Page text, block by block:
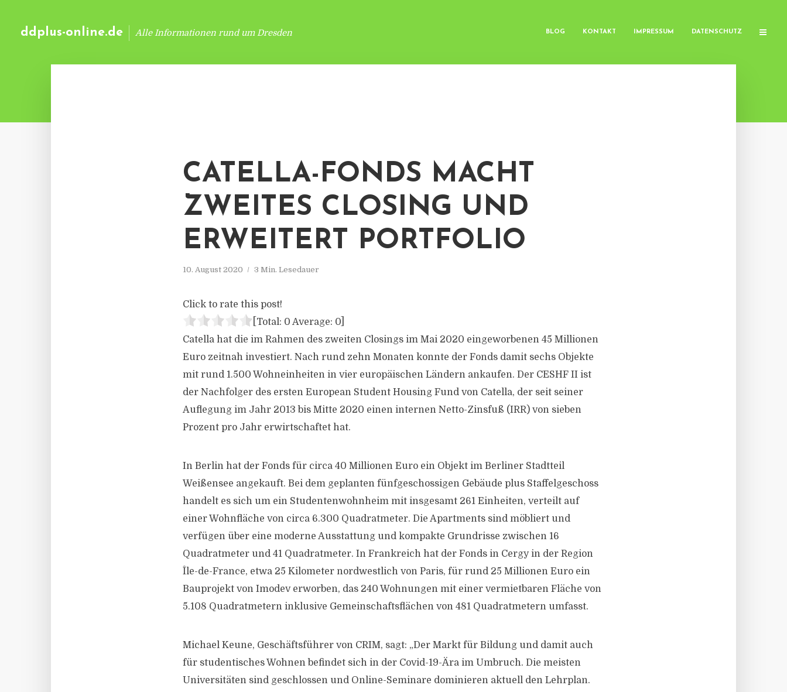
ddplus-online.de Alle Informationen rund um Dresden BLOG KONTAKT IMPRESSUM DATENSCHUTZ
CATELLA-FONDS MACHT
ZWEITES CLOSING UND
ERWEITERT PORTFOLIO
10. August 2020 3 Min. Lesedauer
Click to rate this post!
[Total: 0 Average: 0
Catella hat die im Rahmen des zweiten Closings im Mai 2020 eingeworbenen 45 Millionen
Euro zeitnah investiert. Nach rund zehn Monaten konnte der Fonds damit sechs Objekte
mit rund 1.500 Wohneinheiten in vier europäischen Ländern ankaufen. Der CESHF II ist
der Nachfolger des ersten European Student Housing Fund von Catella, der seit seiner
Auflegung im Jahr 2013 bis Mitte 2020 einen internen Netto-Zinsfuß (IRR) von sieben
Prozent pro Jahr erwirtschaftet hat.
In Berlin hat der Fonds für circa 40 Millionen Euro ein Objekt im Berliner Stadtteil
Weißensee angekauft. Bei dem geplanten fünfgeschossigen Gebäude plus Staffelgeschoss
handelt es sich um ein Studentenwohnheim mit insgesamt 261 Einheiten, verteilt auf
einer Wohnfläche von circa 6.300 Quadratmeter. Die Apartments sind möbliert und
verfügen über eine moderne Ausstattung und kompakte Grundrisse zwischen 16
Quadratmeter und 41 Quadratmeter. In Frankreich hat der Fonds in Cergy in der Region
Île-de-France, etwa 25 Kilometer nordwestlich von Paris, für rund 25 Millionen Euro ein
Bauprojekt von Imodev erworben, das 240 Wohnungen mit einer vermietbaren Fläche von
5.108 Quadratmetern inklusive Gemeinschaftsflächen von 481 Quadratmetern umfasst.
Michael Keune, Geschäftsführer von CRIM, sagt: „Der Markt für Bildung und damit auch
für studentisches Wohnen befindet sich in der Covid-19-Ära im Umbruch. Die meisten
Universitäten sind geschlossen und Online-Seminare dominieren aktuell den Lehrplan.